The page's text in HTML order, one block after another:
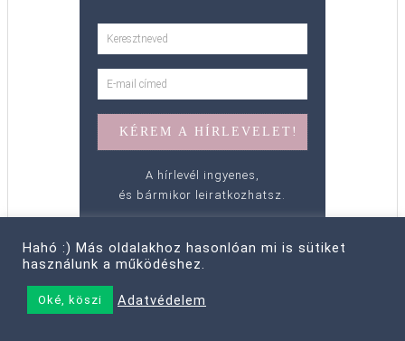
A hírlevél ingyenes,
és bármikor leiratkozhatsz.
ITT IS TALÁLKOZHATTÁL
VELEM
Hahó :) Más oldalakhoz hasonlóan mi is sütiket
használunk a működéshez.
Oké, köszi Adatvédelem